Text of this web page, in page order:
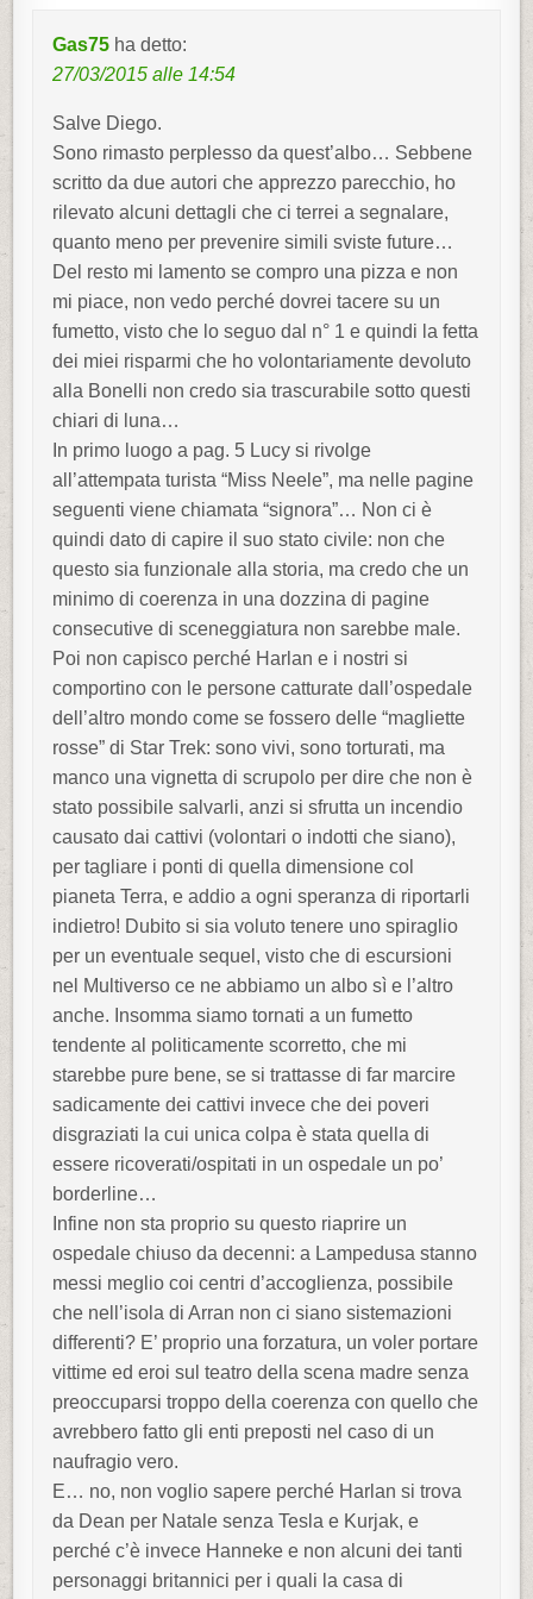
Gas75 ha detto:
27/03/2015 alle 14:54
Salve Diego.
Sono rimasto perplesso da quest’albo… Sebbene
scritto da due autori che apprezzo parecchio, ho
rilevato alcuni dettagli che ci terrei a segnalare,
quanto meno per prevenire simili sviste future…
Del resto mi lamento se compro una pizza e non
mi piace, non vedo perché dovrei tacere su un
fumetto, visto che lo seguo dal n° 1 e quindi la fetta
dei miei risparmi che ho volontariamente devoluto
alla Bonelli non credo sia trascurabile sotto questi
chiari di luna…
In primo luogo a pag. 5 Lucy si rivolge
all’attempata turista “Miss Neele”, ma nelle pagine
seguenti viene chiamata “signora”… Non ci è
quindi dato di capire il suo stato civile: non che
questo sia funzionale alla storia, ma credo che un
minimo di coerenza in una dozzina di pagine
consecutive di sceneggiatura non sarebbe male.
Poi non capisco perché Harlan e i nostri si
comportino con le persone catturate dall’ospedale
dell’altro mondo come se fossero delle “magliette
rosse” di Star Trek: sono vivi, sono torturati, ma
manco una vignetta di scrupolo per dire che non è
stato possibile salvarli, anzi si sfrutta un incendio
causato dai cattivi (volontari o indotti che siano),
per tagliare i ponti di quella dimensione col
pianeta Terra, e addio a ogni speranza di riportarli
indietro! Dubito si sia voluto tenere uno spiraglio
per un eventuale sequel, visto che di escursioni
nel Multiverso ce ne abbiamo un albo sì e l’altro
anche. Insomma siamo tornati a un fumetto
tendente al politicamente scorretto, che mi
starebbe pure bene, se si trattasse di far marcire
sadicamente dei cattivi invece che dei poveri
disgraziati la cui unica colpa è stata quella di
essere ricoverati/ospitati in un ospedale un po’
borderline…
Infine non sta proprio su questo riaprire un
ospedale chiuso da decenni: a Lampedusa stanno
messi meglio coi centri d’accoglienza, possibile
che nell’isola di Arran non ci siano sistemazioni
differenti? E’ proprio una forzatura, un voler portare
vittime ed eroi sul teatro della scena madre senza
preoccuparsi troppo della coerenza con quello che
avrebbero fatto gli enti preposti nel caso di un
naufragio vero.
E… no, non voglio sapere perché Harlan si trova
da Dean per Natale senza Tesla e Kurjak, e
perché c’è invece Hanneke e non alcuni dei tanti
personaggi britannici per i quali la casa di